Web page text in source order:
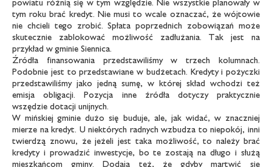
powiatu różnią się w tym względzie. Nie wszystkie planowały w
tym roku brać kredyt. Nie musi to wcale oznaczać, że wójtowie
nie chcieli tego zrobić. Spłata poprzednich zobowiązań może
skutecznie zablokować możliwość zadłużania. Tak jest na
przykład w gminie Siennica.
Źródła finansowania przedstawiliśmy w trzech kolumnach.
Podobnie jest to przedstawiane w budżetach. Kredyty i pożyczki
przedstawiliśmy jako jedną sumę, w której skład wchodzi też
emisja obligacji. Pozycja inne źródła dotyczy praktycznie
wszędzie dotacji unijnych.
W mińskiej gminie dużo się buduje, ale, jak widać, w znaczniej
mierze na kredyt. U niektórych radnych wzbudza to niepokój, inni
twierdzą znowu, że jeżeli jest taka możliwość, to należy brać
kredyty i prowadzić inwestycje, bo te zostają na długo i służą
mieszkańcom gminy. Dodają też, że gdyby martwić się